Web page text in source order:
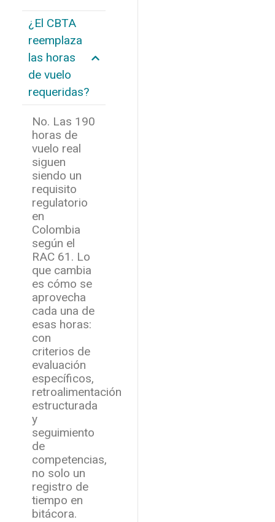
¿El CBTA
reemplaza
las horas
de vuelo
requeridas?
No. Las 190
horas de
vuelo real
siguen
siendo un
requisito
regulatorio
en
Colombia
según el
RAC 61. Lo
que cambia
es cómo se
aprovecha
cada una de
esas horas:
con
criterios de
evaluación
específicos,
retroalimentación
estructurada
y
seguimiento
de
competencias,
no solo un
registro de
tiempo en
bitácora.